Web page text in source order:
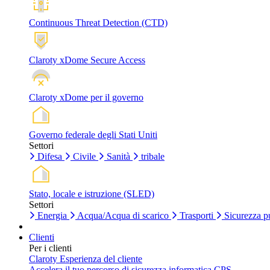
Continuous Threat Detection (CTD)
Claroty xDome Secure Access
Claroty xDome per il governo
Governo federale degli Stati Uniti
Settori
Difesa
Civile Sanità tribale
Stato, locale e istruzione (SLED)
Settori
Energia
Acqua/Acqua di scarico Trasporti Sicurezza
Clienti
Per i clienti
Claroty Esperienza del cliente